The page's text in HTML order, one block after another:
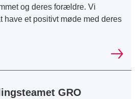
og deres forældre. Vi
et positivt møde med deres
GRO